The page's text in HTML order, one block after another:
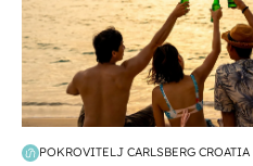
POKROVITELJ CARLSBERG CROATIA